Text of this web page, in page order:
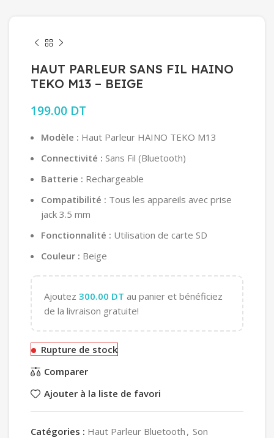
HAUT PARLEUR SANS FIL HAINO
TEKO M13 – BEIGE
199.00 DT
Modèle : Haut Parleur HAINO TEKO M13
Connectivité : Sans Fil (Bluetooth)
Batterie : Rechargeable
Compatibilité : Tous les appareils avec prise
jack 3.5 mm
Fonctionnalité : Utilisation de carte SD
Couleur : Beige
Ajoutez 300.00 DT au panier et bénéficiez
de la livraison gratuite!
Rupture de stock
Comparer
Ajouter à la liste de favori
Catégories : Haut Parleur Bluetooth , Son